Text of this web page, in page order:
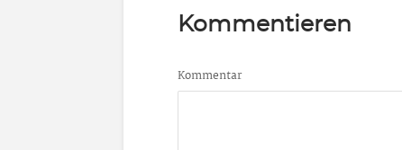
Kommentieren
Kommentar